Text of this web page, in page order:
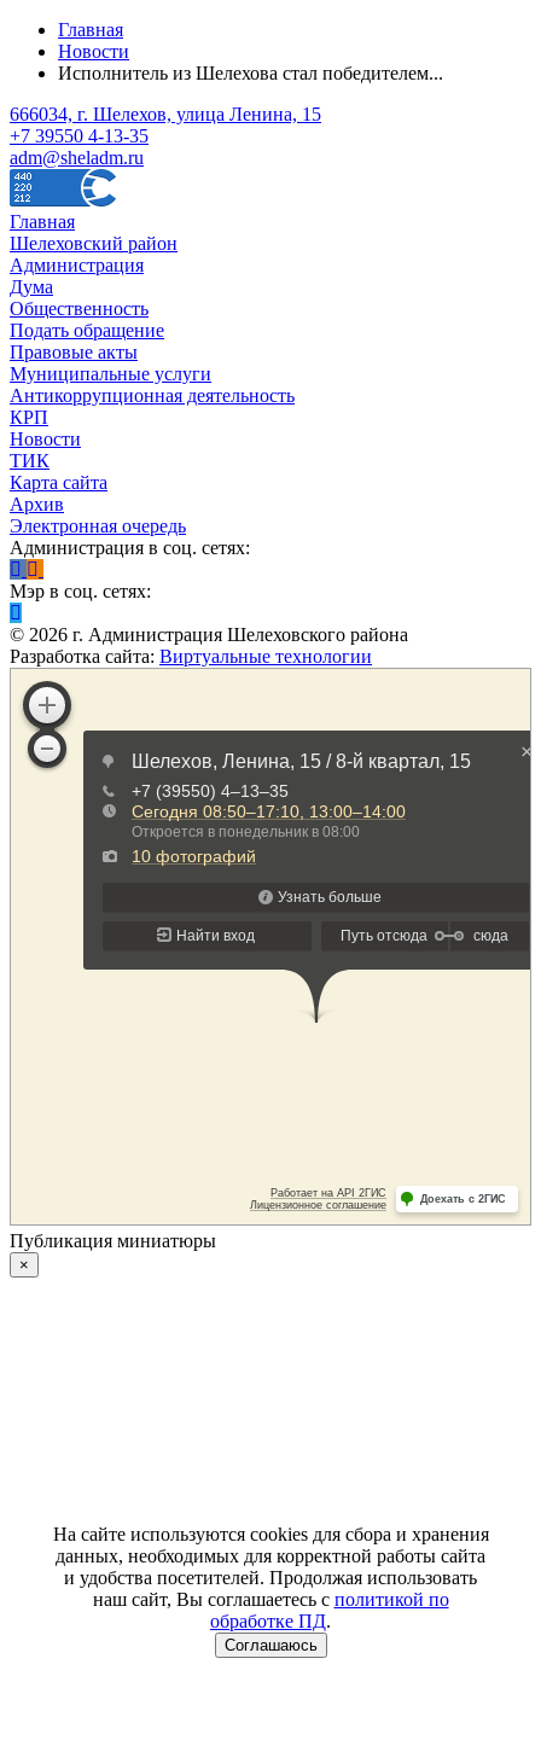
Главная
Новости
Исполнитель из Шелехова стал победителем...
666034, г. Шелехов, улица Ленина, 15
+7 39550 4-13-35
adm@sheladm.ru
Главная
Шелеховский район
Администрация
Дума
Общественность
Подать обращение
Правовые акты
Муниципальные услуги
Антикоррупционная деятельность
КРП
Новости
ТИК
Карта сайта
Архив
Электронная очередь
Администрация в соц. сетях:
Мэр в соц. сетях:
© 2026 г. Администрация Шелеховского района
Разработка сайта: Виртуальные технологии
Публикация миниатюры
×
На сайте используются cookies для сбора и хранения
данных, необходимых для корректной работы сайта
и удобства посетителей. Продолжая использовать
наш сайт, Вы соглашаетесь с политикой по
обработке ПД.
Соглашаюсь